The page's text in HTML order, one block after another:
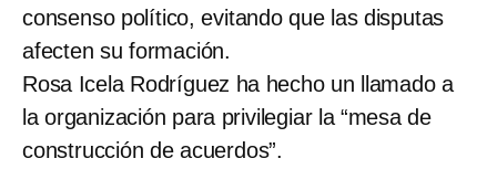
consenso político, evitando que las disputas
afecten su formación.
Rosa Icela Rodríguez ha hecho un llamado a
la organización para privilegiar la “mesa de
construcción de acuerdos”.